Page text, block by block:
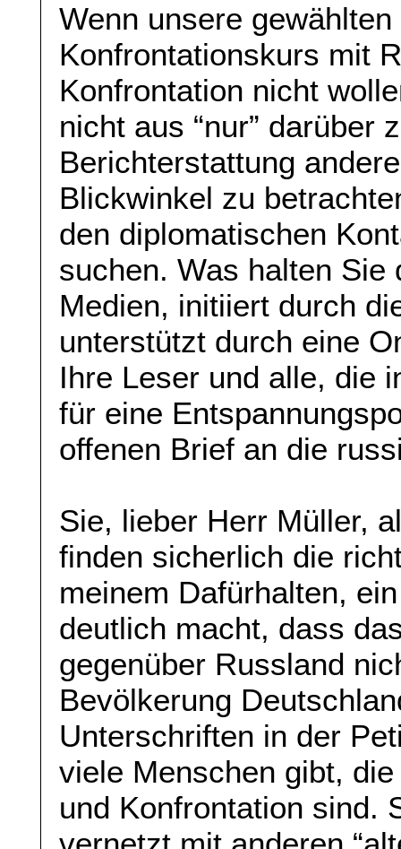
Wenn unsere
Konfrontationskurs mit
Konfrontation nicht
nicht aus “nur” darüber
Berichterstattung
Blickwinkel zu
den diplomatischen
suchen. Was halten Sie
Medien, initiiert durch
unterstützt durch eine
Ihre Leser und alle, die
für eine
offenen Brief an die
Sie, lieber Herr Müller,
finden sicherlich die
meinem Dafürhalten,
deutlich macht, dass
gegenüber Russland
Bevölkerung
Unterschriften in der
viele Menschen gibt,
und Konfrontation sind.